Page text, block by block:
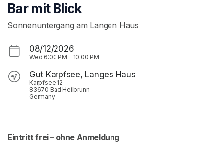
Bar mit Blick
Sonnenuntergang am Langen Haus
08/12/2026
Wed 6:00 PM - 10:00 PM
Gut Karpfsee, Langes Haus
Karpfsee 12
83670 Bad Heilbrunn
Germany
Eintritt frei – ohne Anmeldung